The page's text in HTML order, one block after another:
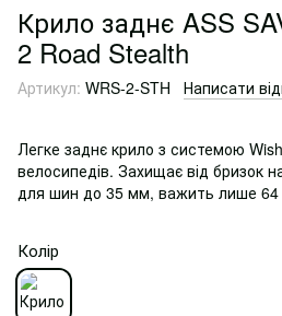
Крило заднє ASS
2 Road Stealth
Артикул: WRS-2-STH Написати
Легке заднє крило з системою
велосипедів. Захищає від бризок
для шин до 35 мм, важить лише 64
Колір